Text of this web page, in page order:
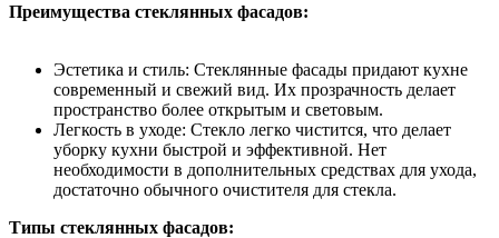
Преимущества стеклянных фасадов:
Эстетика и стиль: Стеклянные фасады придают кухне
современный и свежий вид. Их прозрачность делает
пространство более открытым и световым.
Легкость в уходе: Стекло легко чистится, что делает
уборку кухни быстрой и эффективной. Нет
необходимости в дополнительных средствах для ухода,
достаточно обычного очистителя для стекла.
Типы стеклянных фасадов: